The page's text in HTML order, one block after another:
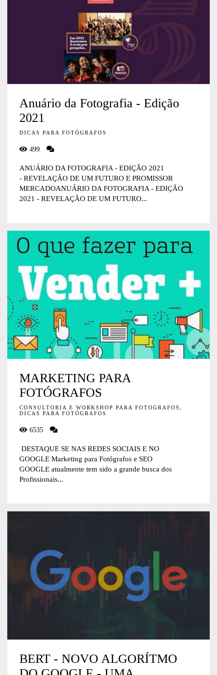
Anuário da Fotografia - Edição
2021
DICAS PARA FOTÓGRAFOS
499
ANUÁRIO DA FOTOGRAFIA - EDIÇÃO 2021
- REVELAÇÃO DE UM FUTURO E PROMISSOR
MERCADOANUÁRIO DA FOTOGRAFIA - EDIÇÃO
2021 - REVELAÇÃO DE UM FUTURO...
MARKETING PARA
FOTÓGRAFOS
CONSULTORIA E WORKSHOP PARA FOTOGRAFOS,
DICAS PARA FOTÓGRAFOS
6535
DESTAQUE SE NAS REDES SOCIAIS E NO
GOOGLE Marketing para Fotógrafos e SEO
GOOGLE atualmente tem sido a grande busca dos
Profissionais...
BERT - NOVO ALGORÍTMO